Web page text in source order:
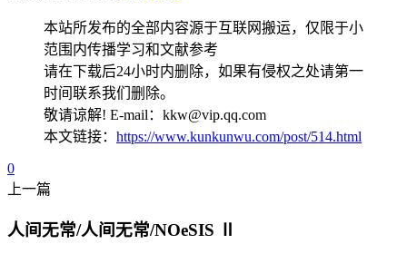
本站所发布的全部内容源于互联网搬运，仅限于小
范围内传播学习和文献参考
请在下载后24小时内删除，如果有侵权之处请第一
时间联系我们删除。
敬请谅解! E-mail：kkw@vip.qq.com
本文链接： https://www.kunkunwu.com/post/514.html
0
上一篇
人间无常/人间无常/NOeSIS Ⅱ